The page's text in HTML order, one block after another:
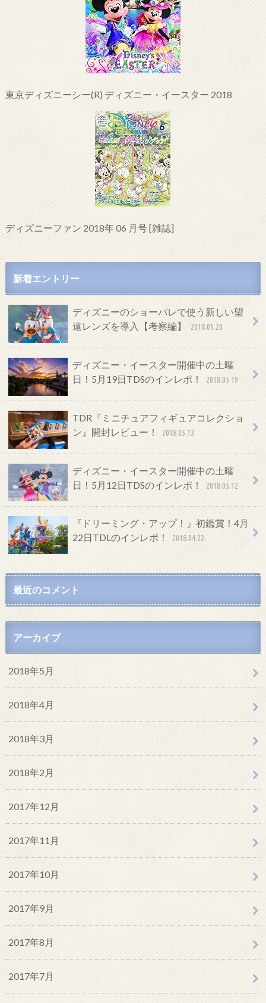
東京ディズニーシー(R) ディズニー・イースター 2018
ディズニーファン 2018年 06 月号 [雑誌]
新着エントリー
ディズニーのショーパレで使う新しい望
遠レンズを導入【考察編】
2018.05.20
ディズニー・イースター開催中の土曜
日！5月19日TDSのインレポ！
2018.05.19
TDR『ミニチュアフィギュアコレクショ
ン』開封レビュー！
2018.05.13
ディズニー・イースター開催中の土曜
日！5月12日TDSのインレポ！
2018.05.12
『ドリーミング・アップ！』初鑑賞！4月
22日TDLのインレポ！
2018.04.22
最近のコメント
アーカイブ
2018年5月
2018年4月
2018年3月
2018年2月
2017年12月
2017年11月
2017年10月
2017年9月
2017年8月
2017年7月